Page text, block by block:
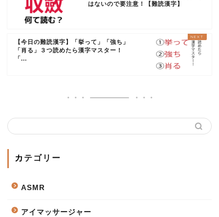
はないので要注意！【難読漢字】
【今日の難読漢字】「挙って」「強ち」
「肖る」３つ読めたら漢字マスター！
「...
カテゴリー
ASMR
アイマッサージャー